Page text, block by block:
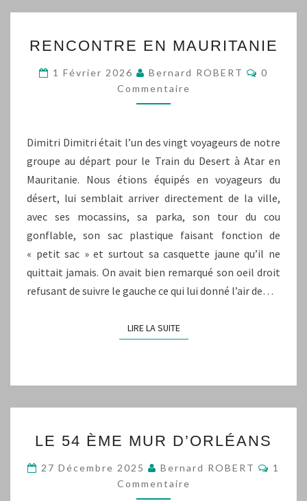
EN
MAURITANIE
RENCONTRE EN MAURITANIE
1 Février 2026 Bernard ROBERT
0
Commentaire
Dimitri Dimitri était l’un des vingt voyageurs de notre
groupe au départ pour le Train du Desert à Atar en
Mauritanie. Nous étions équipés en voyageurs du
désert, lui semblait arriver directement de la ville,
avec ses mocassins, sa parka, son tour du cou
gonflable, son sac plastique faisant fonction de
« petit sac » et surtout sa casquette jaune qu’il ne
quittait jamais. On avait bien remarqué son oeil droit
refusant de suivre le gauche ce qui lui donné l’air de…
LIRE LA SUITELIRE LA SUITE
54
ÈME
MUR
LE 54 ÈME MUR D’ORLÉANS
27 Décembre 2025 Bernard ROBERT
1
Commentaire